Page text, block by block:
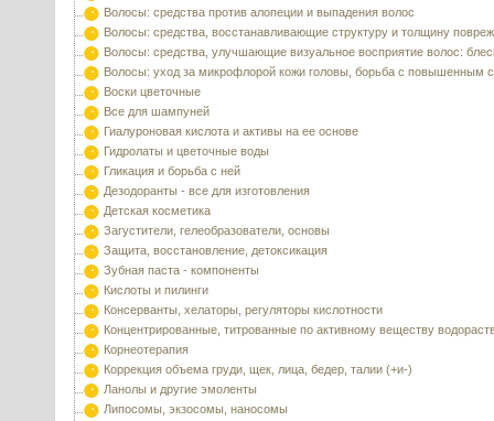
Волосы: средства против алопеции и выпадения волос
Волосы: средства, восстанавливающие структуру и толщину
Волосы: средства, улучшающие визуальное восприятие волос:
Волосы: уход за микрофлорой кожи головы, борьба с повышенным
Воски цветочные
Все для шампуней
Гиалуроновая кислота и активы на ее основе
Гидролаты и цветочные воды
Гликация и борьба с ней
Дезодоранты - все для изготовления
Детская косметика
Загустители, гелеобразователи, основы
Защита, восстановление, детоксикация
Зубная паста - компоненты
Кислоты и пилинги
Консерванты, хелаторы, регуляторы кислотности
Концентрированные, титрованные по активному веществу
Корнеотерапия
Коррекция объема груди, щек, лица, бедер, талии (+и-)
Ланолы и другие эмоленты
Липосомы, экзосомы, наносомы